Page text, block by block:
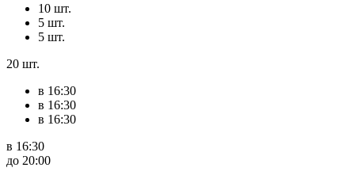
10 шт.
5 шт.
5 шт.
20 шт.
в 16:30
в 16:30
в 16:30
в 16:30
до 20:00